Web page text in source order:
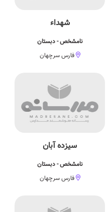
شهداء
نامشخص - دبستان
فارس سرچهان
سیزده آبان
نامشخص - دبستان
فارس سرچهان